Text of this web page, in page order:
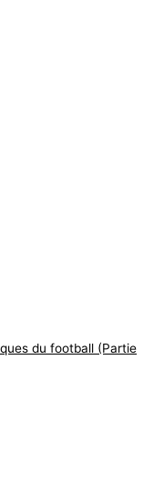
du football (Partie